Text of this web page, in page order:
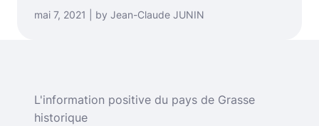
mai 7, 2021 | by Jean-Claude JUNIN
L'information positive du pays de Grasse
historique